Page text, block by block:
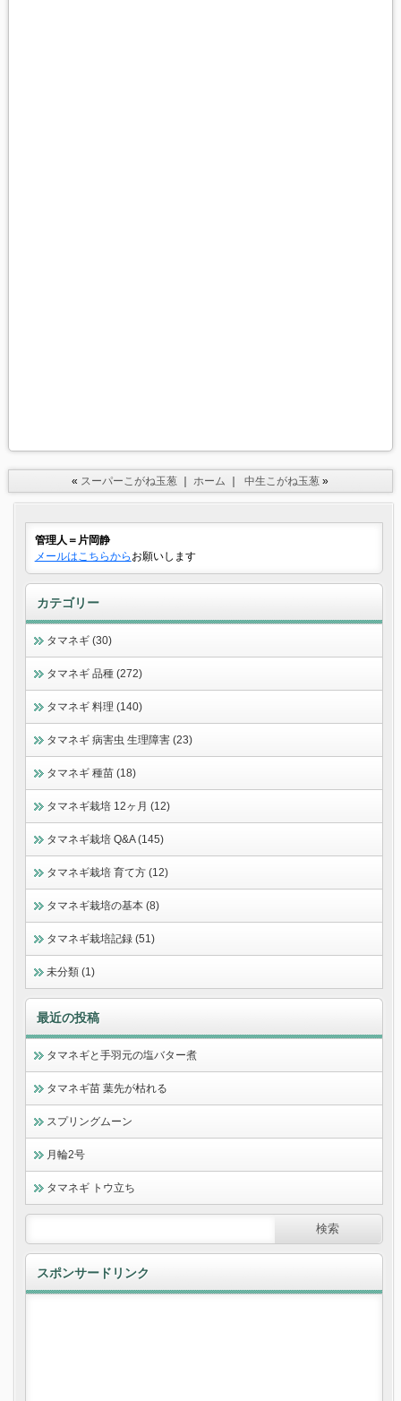
« スーパーこがね玉葱 ｜ホーム ｜中生こがね玉葱 »
管理人＝片岡静
メールはこちらから お願いします
カテゴリー
タマネギ (30)
タマネギ 品種 (272)
タマネギ 料理 (140)
タマネギ 病害虫 生理障害 (23)
タマネギ 種苗 (18)
タマネギ栽培 12ヶ月 (12)
タマネギ栽培 Q&A (145)
タマネギ栽培 育て方 (12)
タマネギ栽培の基本 (8)
タマネギ栽培記録 (51)
未分類 (1)
最近の投稿
タマネギと手羽元の塩バター煮
タマネギ苗 葉先が枯れる
スプリングムーン
月輪2号
タマネギ トウ立ち
スポンサードリンク